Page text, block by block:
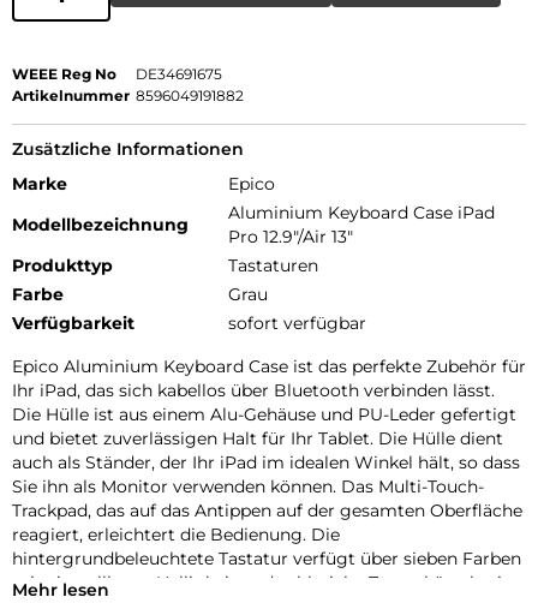
WEEE Reg No
DE34691675
Artikelnummer 8596049191882
Zusätzliche Informationen
Marke
Epico
Modellbezeichnung
Aluminium Keyboard Case iPad
Pro 12.9"/Air 13"
Produkttyp
Tastaturen
Farbe
Grau
Verfügbarkeit
sofort verfügbar
Epico Aluminium Keyboard Case ist das perfekte Zubehör für
Ihr iPad, das sich kabellos über Bluetooth verbinden lässt.
Die Hülle ist aus einem Alu-Gehäuse und PU-Leder gefertigt
und bietet zuverlässigen Halt für Ihr Tablet. Die Hülle dient
auch als Ständer, der Ihr iPad im idealen Winkel hält, so dass
Sie ihn als Monitor verwenden können. Das Multi-Touch-
Trackpad, das auf das Antippen auf der gesamten Oberfläche
reagiert, erleichtert die Bedienung. Die
hintergrundbeleuchtete Tastatur verfügt über sieben Farben
mit einstellbarer Helligkeit und zahlreiche Tastenkürzel, wie
Mehr lesen